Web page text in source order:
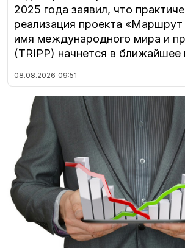
2025 года заявил, что
реализация проекта
имя международного мира и
(TRIPP) начнется в ближайшее
08.08.2026 09:51